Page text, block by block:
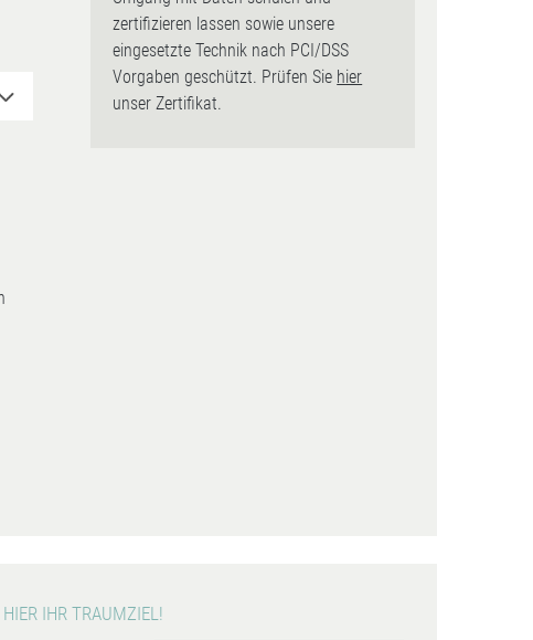
zertifizieren lassen sowie unsere
eingesetzte Technik nach PCI/DSS
Vorgaben geschützt. Prüfen Sie hier
unser Zertifikat.
IHR TRAUMZIEL!